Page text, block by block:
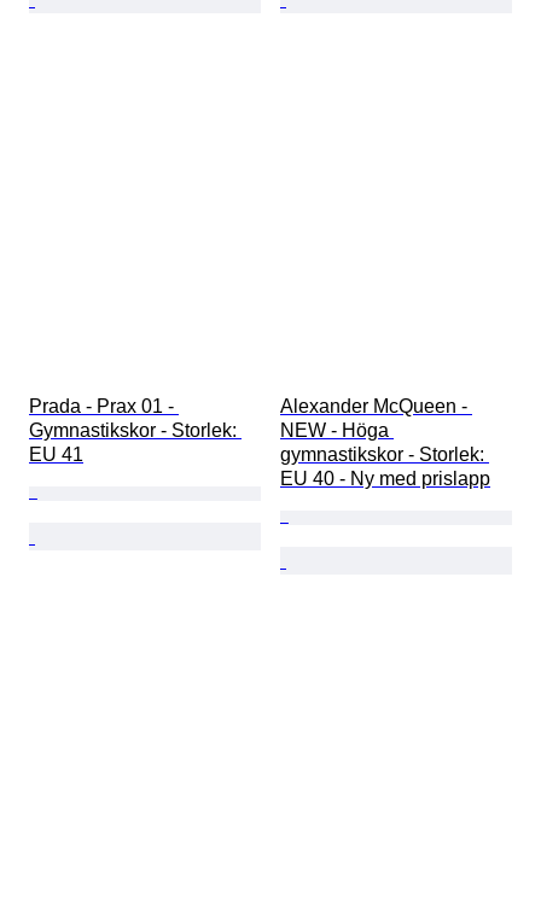
Prada - Prax 01 -
Gymnastikskor - Storlek:
EU 41
Alexander McQueen -
NEW - Höga
gymnastikskor - Storlek:
EU 40 - Ny med prislapp